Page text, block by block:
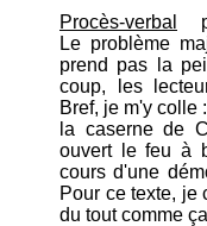
Procès-verbal
Le problème
prend pas la
coup, les
Bref, je m'y colle
la caserne de
ouvert le feu à
cours d'une
Pour ce texte, je
du tout comme